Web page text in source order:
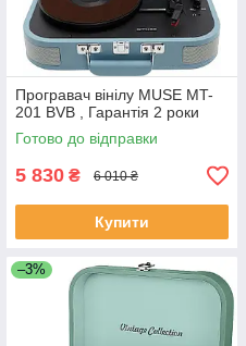
Програвач вінілу MUSE MT-
201 BVB , Гарантія 2 роки
Готово до відправки
5 830 ₴ 6 010 ₴
Купити
–3%